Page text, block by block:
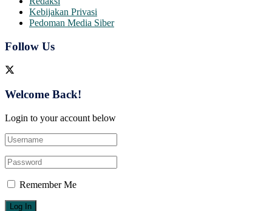
Kebijakan Privasi
Pedoman Media Siber
Follow Us
Welcome Back!
Login to your account below
Remember Me